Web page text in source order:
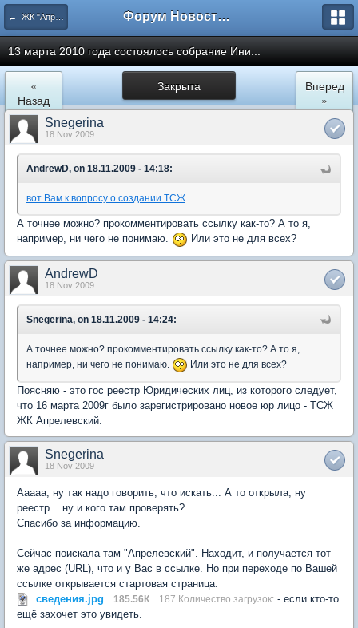
← ЖК "Апрелевский". Архив. Форум Новостройки
13 марта 2010 года состоялось собрание Ини...
Закрыта
«
Назад
Вперед
»
Snegerina
18 Nov 2009
AndrewD, on 18.11.2009 - 14:18:
вот Вам к вопросу о создании ТСЖ
А точнее можно? прокомментировать ссылку как-то? А то я,
например, ни чего не понимаю.
Или это не для всех?
AndrewD
18 Nov 2009
Snegerina, on 18.11.2009 - 14:24:
А точнее можно? прокомментировать ссылку как-то? А то я,
например, ни чего не понимаю.
Или это не для всех?
Поясняю - это гос реестр Юридических лиц, из которого следует,
что 16 марта 2009г было зарегистрировано новое юр лицо - ТСЖ
ЖК Апрелевский.
Snegerina
18 Nov 2009
Ааааа, ну так надо говорить, что искать... А то открыла, ну
реестр... ну и кого там проверять?
Спасибо за информацию.
Сейчас поискала там "Апрелевский". Находит, и получается тот
же адрес (URL), что и у Вас в ссылке. Но при переходе по Вашей
ссылке открывается стартовая страница.
сведения.jpg
185.56К 187 Количество загрузок: - если кто-то
ещё захочет это увидеть.